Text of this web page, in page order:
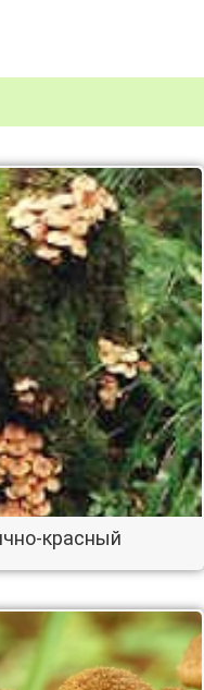
красный